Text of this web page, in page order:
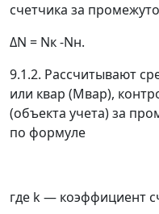
счетчика за
ΔN = Nк-Nн.
9.1.2. Рассчитывают
или квар (Мвар),
(объекта учета) за
по формуле
где k— коэффициент